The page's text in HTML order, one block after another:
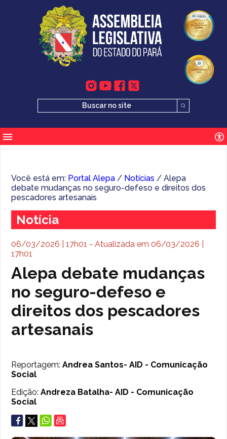
Você está em: Portal Alepa / Notícias / Alepa
debate mudanças no seguro-defeso e direitos dos
pescadores artesanais
Notícia
06/03/2026 | 17h01 - Atualizada em 06/03/2026 |
17h01
Alepa debate mudanças
no seguro-defeso e
direitos dos pescadores
artesanais
Reportagem:Andrea Santos- AID - Comunicação
Social
Edição:Andreza Batalha- AID - Comunicação
Social